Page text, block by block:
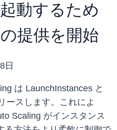
動するため
提供を開始
日
は LaunchInstances と
ースします。これによ
Scaling がインスタンス